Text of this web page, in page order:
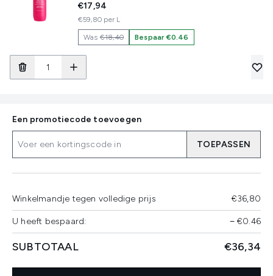
€17,94
€59,80 per L
Was€18,40 Bespaar €0.46
Een promotiecode toevoegen
TOEPASSEN
Winkelmandje tegen volledige prijs €36,80
U heeft bespaard: −€0.46
SUBTOTAAL €36,34